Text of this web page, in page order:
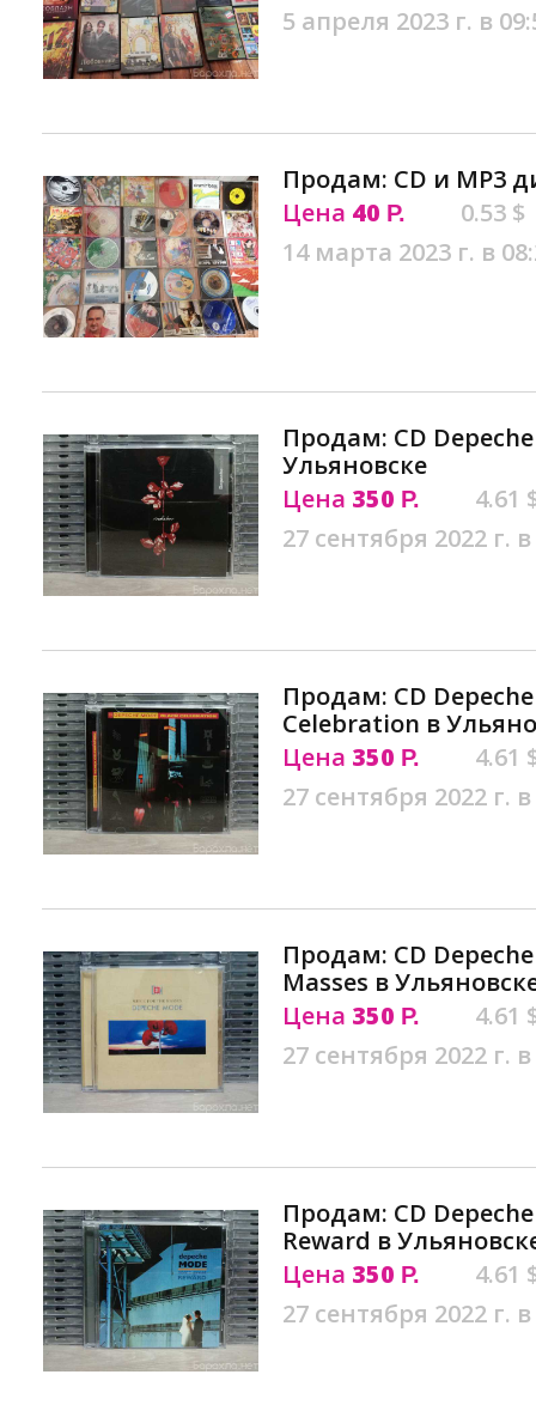
5 апреля 2023 г. в
Продам: CD и МP3
Цена 40 Р.
0.53 $
14 марта 2023 г. в
Продам: CD
Ульяновске
Цена 350 Р.
4.61
27 сентября 2022 г.
Продам: CD
Celebration в
Цена 350 Р.
4.61
27 сентября 2022 г.
Продам: CD
Masses в
Цена 350 Р.
4.61
27 сентября 2022 г.
Продам: CD
Reward в
Цена 350 Р.
4.61
27 сентября 2022 г.